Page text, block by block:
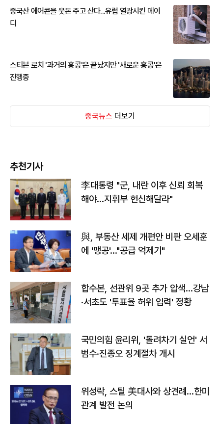
중국산 에어콘을 웃돈 주고 산다...유럽 열광시킨 메이
디
스티븐 로치 '과거의 홍콩'은 끝났지만 '새로운 홍콩'은
진행중
중국뉴스 더보기
추천기사
李대통령 "군, 내란 이후 신뢰 회복
해야…지휘부 헌신해달라"
與, 부동산 세제 개편안 비판 오세훈
에 '맹공'…"공급 억제기"
합수본, 선관위 9곳 추가 압색…강남
·서초도 '투표율 허위 입력' 정황
국민의힘 윤리위, '돌려차기 실언' 서
범수·진종오 징계절차 개시
위성락, 스틸 美대사와 상견례…한미
관계 발전 논의